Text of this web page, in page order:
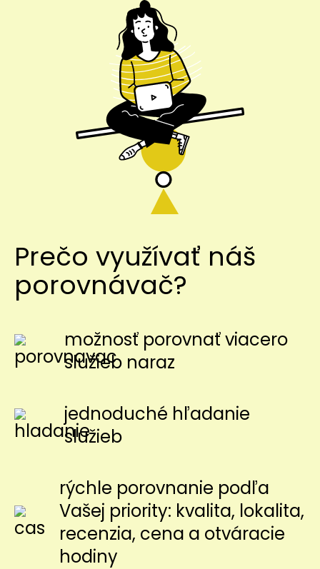
Prečo využívať náš
porovnávač?
možnosť porovnať viacero
služieb naraz
jednoduché hľadanie
služieb
rýchle porovnanie podľa
Vašej priority: kvalita, lokalita,
recenzia, cena a otváracie
hodiny